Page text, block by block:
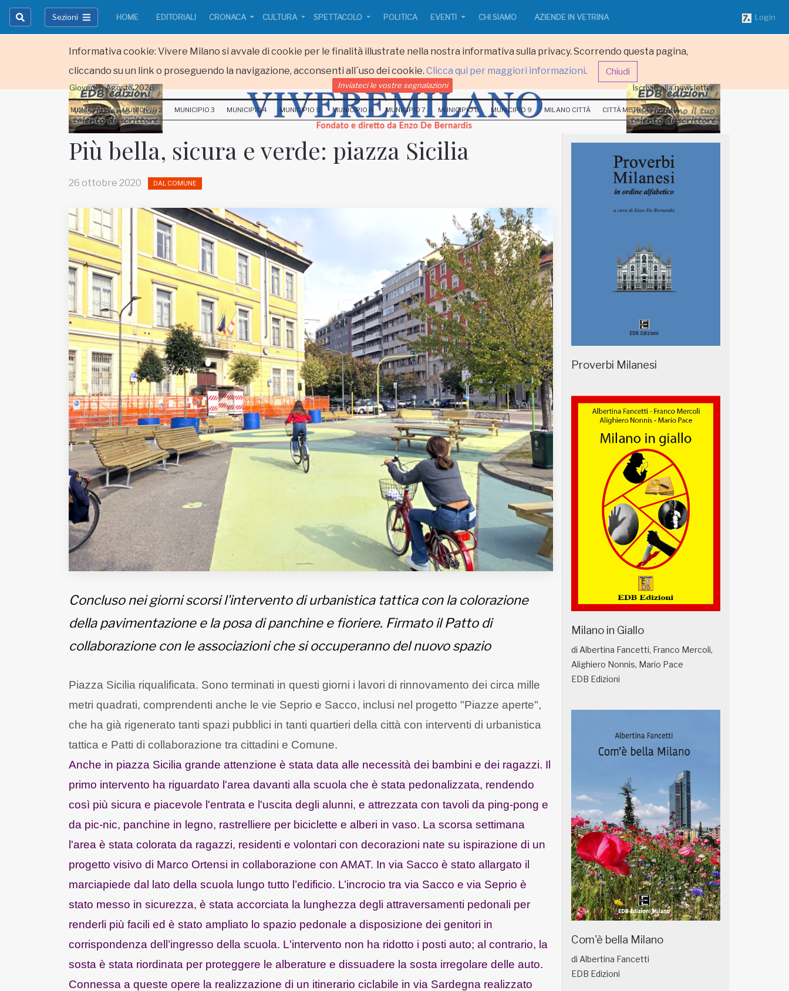
Informativa cookie: Vivere Milano si avvale di cookie per le finalità illustrate nella nostra informativa sulla privacy. Scorrendo questa pagina,
cliccando su un link o proseguendo la navigazione, acconsenti all´uso dei cookie. Clicca qui per maggiori informazioni. Chiudi
Sezioni HOME EDITORIALI CRONACA CULTURA SPETTACOLO POLITICA EVENTI CHI SIAMO AZIENDE IN VETRINA Login
Inviateci le vostre segnalazioni
Iscriviti alla newsletter
www.viveremilano.info
Fondato e diretto da Enzo De
EDB edizioni - Via Brivio angolo C.
Imbonati, 89 20159 Milano (Italia)
Informativa sulla privacy
Giovedi 6 Agosto 2026 Inviateci le vostre segnalazioni Iscriviti alla newsletter
MUNICIPIO 1 MUNICIPIO 2 MUNICIPIO 3 MUNICIPIO 4 MUNICIPIO 5 MUNICIPIO 6 MUNICIPIO 7 MUNICIPIO 8 MUNICIPIO 9 MILANO CITTÀ CITTÀ METROPOLITANA
Più bella, sicura e verde: piazza Sicilia
26 ottobre 2020 DAL COMUNE
Concluso nei giorni scorsi l'intervento di urbanistica tattica con la colorazione
della pavimentazione e la posa di panchine e fioriere. Firmato il Patto di
collaborazione con le associazioni che si occuperanno del nuovo spazio
Piazza Sicilia riqualificata. Sono terminati in questi giorni i lavori di rinnovamento dei circa mille
metri quadrati, comprendenti anche le vie Seprio e Sacco, inclusi nel progetto "Piazze aperte",
che ha già rigenerato tanti spazi pubblici in tanti quartieri della città con interventi di urbanistica
tattica e Patti di collaborazione tra cittadini e Comune.
Anche in piazza Sicilia grande attenzione è stata data alle necessità dei bambini e dei ragazzi. Il
primo intervento ha riguardato l'area davanti alla scuola che è stata pedonalizzata, rendendo
così più sicura e piacevole l'entrata e l'uscita degli alunni, e attrezzata con tavoli da ping-pong e
da pic-nic, panchine in legno, rastrelliere per biciclette e alberi in vaso. La scorsa settimana
l'area è stata colorata da ragazzi, residenti e volontari con decorazioni nate su ispirazione di un
progetto visivo di Marco Ortensi in collaborazione con AMAT. In via Sacco è stato allargato il
marciapiede dal lato della scuola lungo tutto l’edificio. L’incrocio tra via Sacco e via Seprio è
stato messo in sicurezza, è stata accorciata la lunghezza degli attraversamenti pedonali per
renderli più facili ed è stato ampliato lo spazio pedonale a disposizione dei genitori in
corrispondenza dell’ingresso della scuola. L'intervento non ha ridotto i posti auto; al contrario, la
sosta è stata riordinata per proteggere le alberature e dissuadere la sosta irregolare delle auto.
Connessa a queste opere la realizzazione di un itinerario ciclabile in via Sardegna realizzato
Proverbi Milanesi
Milano in Giallo
di Albertina Fancetti, Franco Mercoli,
Alighiero Nonnis, Mario Pace
EDB Edizioni
Com'è bella Milano
di Albertina Fancetti
EDB Edizioni